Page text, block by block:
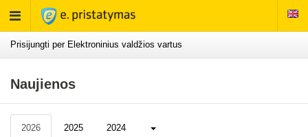
Rodyti
meniu
Prisijungti per Elektroninius valdžios vartus
Naujienos
2026 2025 2024 Daugiau...